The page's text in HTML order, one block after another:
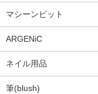
マシーンビット
ARGENiC
ネイル用品
筆(blush)